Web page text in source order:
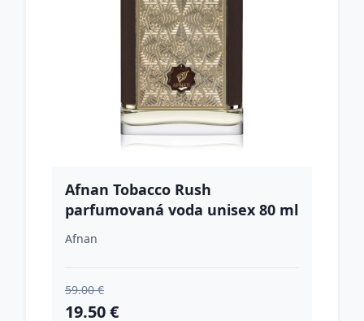
Afnan Tobacco Rush
parfumovaná voda unisex 80 ml
Afnan
59.00 €
19.50 €